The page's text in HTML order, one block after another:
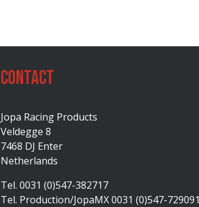
Contact
Jopa Racing Products
Veldegge 8
7468 DJ Enter
Netherlands
Tel. 0031 (0)547-382717
Tel. Production/JopaMX 0031 (0)547-729091